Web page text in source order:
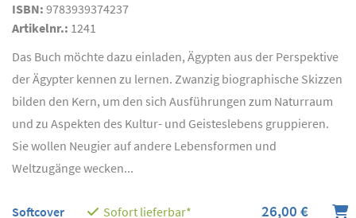
ISBN: 9783939374237
Artikelnr.: 1241
Das Buch möchte dazu einladen, Ägypten aus der Perspektive
der Ägypter kennen zu lernen. Zwanzig biographische Skizzen
bilden den Kern, um den sich Ausführungen zum Naturraum
und zu Aspekten des Kultur- und Geisteslebens gruppieren.
Sie wollen Neugier auf andere Lebensformen und
Weltzugänge wecken...
Softcover Sofort lieferbar* 26,00 €